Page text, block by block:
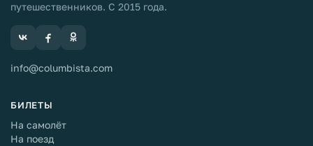
путешественников. С 2015 года.
info@columbista.com
БИЛЕТЫ
На самолёт
На поезд